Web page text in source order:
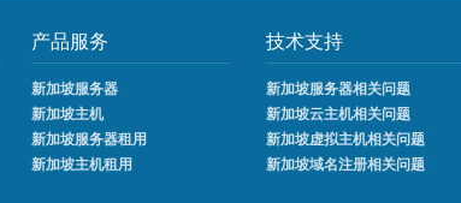
产品服务
新加坡服务器
新加坡主机
新加坡服务器租用
新加坡主机租用
技术支持
新加坡服务器相关问题
新加坡云主机相关问题
新加坡虚拟主机相关问题
新加坡域名注册相关问题